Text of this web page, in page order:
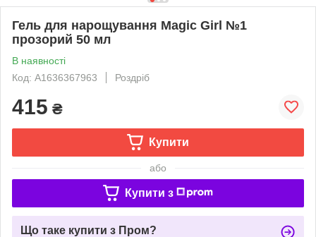
Гель для нарощування Magic Girl №1
прозорий 50 мл
В наявності
Код: A1636367963
Роздріб
415 ₴
Купити
або
Купити з
Що таке купити з Пром?